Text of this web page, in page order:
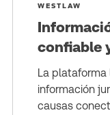
WESTLAW
confiable
La
información
causas